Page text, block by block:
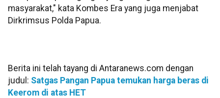
masyarakat," kata Kombes Era yang juga menjabat
Dirkrimsus Polda Papua.
Berita ini telah tayang di Antaranews.com dengan
judul: Satgas Pangan Papua temukan harga beras di
Keerom di atas HET